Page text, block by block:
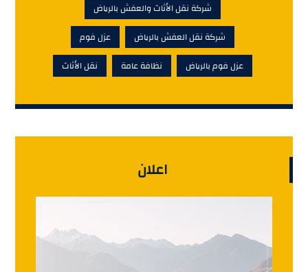
شركة نقل الأثاث والعفش بالرياض
شركة نقل العفش بالرياض
عزل فوم
عزل فوم بالرياض
نظافة عامة نقل الأثاث
اعلان